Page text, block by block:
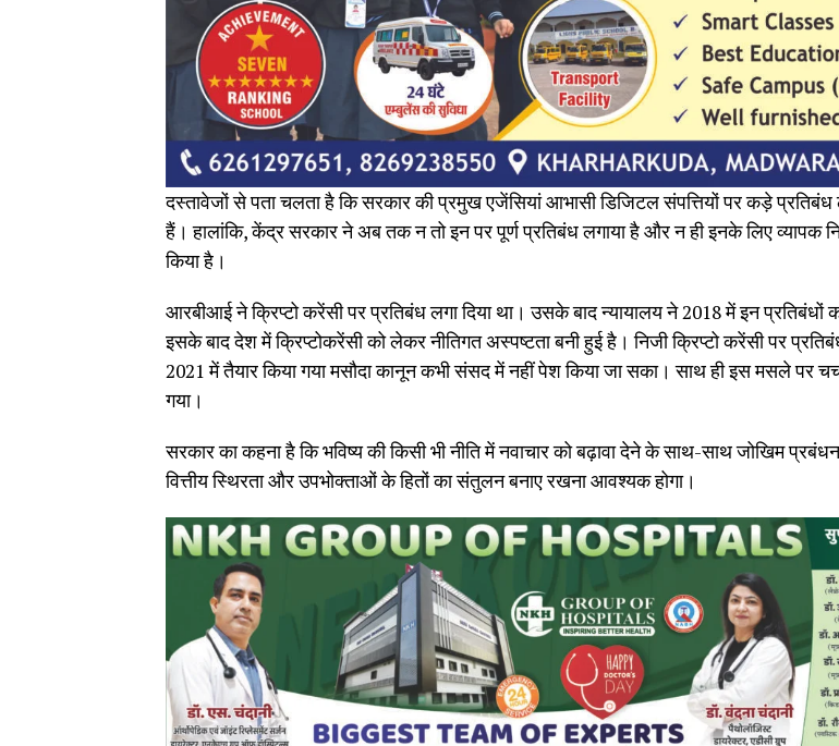
दस्तावेजों से पता चलता है कि सरकार की प्रमुख एजेंसियां आभासी डिजिटल संपत्तियों पर कड़े प्रतिबंध
हैं। हालांकि, केंद्र सरकार ने अब तक न तो इन पर पूर्ण प्रतिबंध लगाया है और न ही इनके लिए व्यापक
किया है।
आरबीआई ने क्रिप्टो करेंसी पर प्रतिबंध लगा दिया था। उसके बाद न्यायालय ने 2018 में इन प्रतिबंधों
इसके बाद देश में क्रिप्टोकरेंसी को लेकर नीतिगत अस्पष्टता बनी हुई है। निजी क्रिप्टो करेंसी पर
2021 में तैयार किया गया मसौदा कानून कभी संसद में नहीं पेश किया जा सका। साथ ही इस मसले पर
गया।
सरकार का कहना है कि भविष्य की किसी भी नीति में नवाचार को बढ़ावा देने के साथ-साथ जोखिम
वित्तीय स्थिरता और उपभोक्ताओं के हितों का संतुलन बनाए रखना आवश्यक होगा।